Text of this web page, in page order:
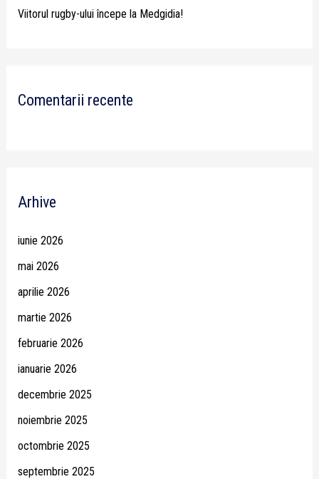
Viitorul rugby-ului începe la Medgidia!
Comentarii recente
Arhive
iunie 2026
mai 2026
aprilie 2026
martie 2026
februarie 2026
ianuarie 2026
decembrie 2025
noiembrie 2025
octombrie 2025
septembrie 2025